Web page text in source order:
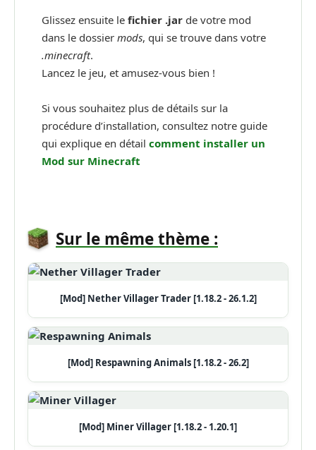
Glissez ensuite le fichier .jar de votre mod
dans le dossier mods, qui se trouve dans votre
.minecraft.
Lancez le jeu, et amusez-vous bien !
Si vous souhaitez plus de détails sur la
procédure d’installation, consultez notre guide
qui explique en détail comment installer un
Mod sur Minecraft
Sur le même thème :
[Mod] Nether Villager Trader [1.18.2 - 26.1.2]
[Mod] Respawning Animals [1.18.2 - 26.2]
[Mod] Miner Villager [1.18.2 - 1.20.1]